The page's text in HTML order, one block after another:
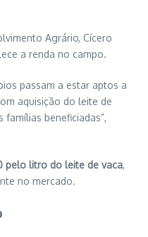
Agrário, Cícero
a renda no campo.
passam a estar aptos a
aquisição do leite de
beneficiadas”,
pelo litro do leite de vaca,
no mercado.